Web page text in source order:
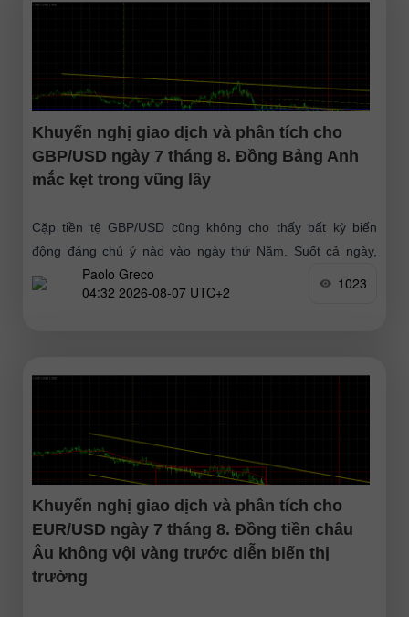
Khuyến nghị giao dịch và phân tích cho
GBP/USD ngày 7 tháng 8. Đồng Bảng Anh
mắc kẹt trong vũng lầy
Cặp tiền tệ GBP/USD cũng không cho thấy bất kỳ biến
động đáng chú ý nào vào ngày thứ Năm. Suốt cả ngày,
không có sự kiện hay số liệu
Paolo Greco
04:32 2026-08-07 UTC+2
1023
Khuyến nghị giao dịch và phân tích cho
EUR/USD ngày 7 tháng 8. Đồng tiền châu
Âu không vội vàng trước diễn biến thị
trường